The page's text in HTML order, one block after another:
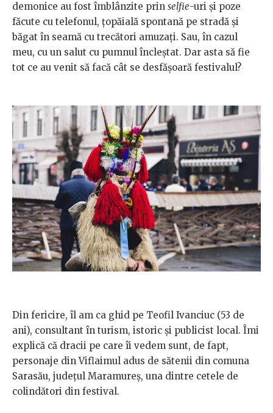
demonice au fost îmblânzite prin selfie-uri și poze
făcute cu telefonul, țopăială spontană pe stradă și
băgat în seamă cu trecători amuzați. Sau, în cazul
meu, cu un salut cu pumnul încleștat. Dar asta să fie
tot ce au venit să facă cât se desfășoară festivalul?
Din fericire, îl am ca ghid pe Teofil Ivanciuc (53 de
ani), consultant în turism, istoric și publicist local. Îmi
explică că dracii pe care îi vedem sunt, de fapt,
personaje din Viflaimul adus de sătenii din comuna
Sarasău, județul Maramureș, una dintre cetele de
colindători din festival.